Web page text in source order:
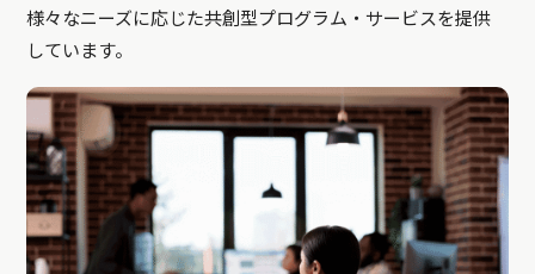
様々なニーズに応じた共創型プログラム・サービスを提供
しています。